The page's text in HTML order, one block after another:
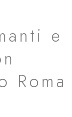
e
Roma